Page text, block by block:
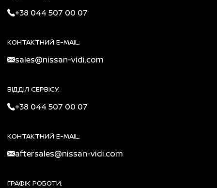
+38 044 507 00 07
КОНТАКТНИЙ E-MAIL:
sales@nissan-vidi.com
ВІДДІЛ СЕРВІСУ:
+38 044 507 00 07
КОНТАКТНИЙ E-MAIL:
aftersales@nissan-vidi.com
ГРАФІК РОБОТИ: